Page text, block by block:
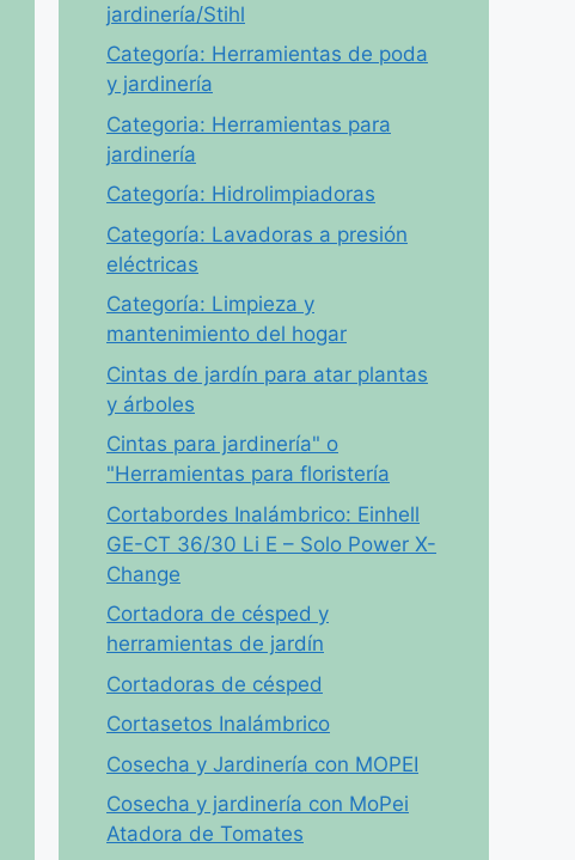
jardinería/Stihl
Categoría: Herramientas de poda
y jardinería
Categoria: Herramientas para
jardinería
Categoría: Hidrolimpiadoras
Categoría: Lavadoras a presión
eléctricas
Categoría: Limpieza y
mantenimiento del hogar
Cintas de jardín para atar plantas
y árboles
Cintas para jardinería" o
"Herramientas para floristería
Cortabordes Inalámbrico: Einhell
GE-CT 36/30 Li E – Solo Power X-
Change
Cortadora de césped y
herramientas de jardín
Cortadoras de césped
Cortasetos Inalámbrico
Cosecha y Jardinería con MOPEI
Cosecha y jardinería con MoPei
Atadora de Tomates